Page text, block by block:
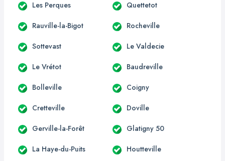
Les Perques Quettetot
Rauville-la-Bigot Rocheville
Sottevast Le Valdecie
Le Vrétot Baudreville
Bolleville Coigny
Cretteville Doville
Gerville-la-Forêt Glatigny 50
La Haye-du-Puits Houtteville